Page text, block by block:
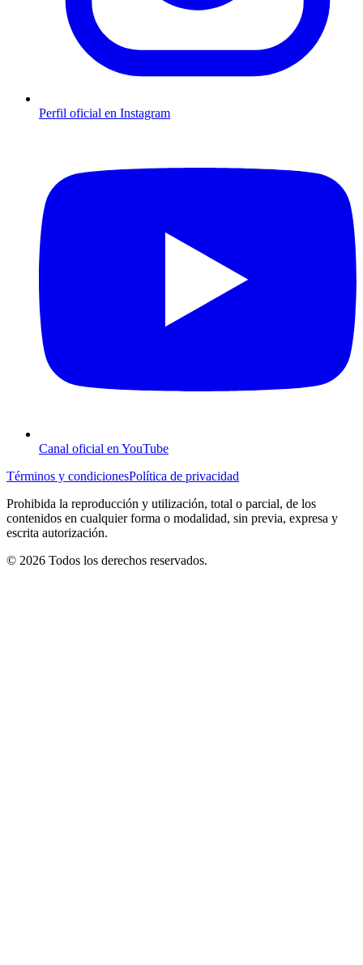
Perfil oficial en Instagram
Canal oficial en YouTube
Términos y condicionesPolítica de privacidad
Prohibida la reproducción y utilización, total o parcial, de los
contenidos en cualquier forma o modalidad, sin previa, expresa y
escrita autorización.
© 2026 Todos los derechos reservados.